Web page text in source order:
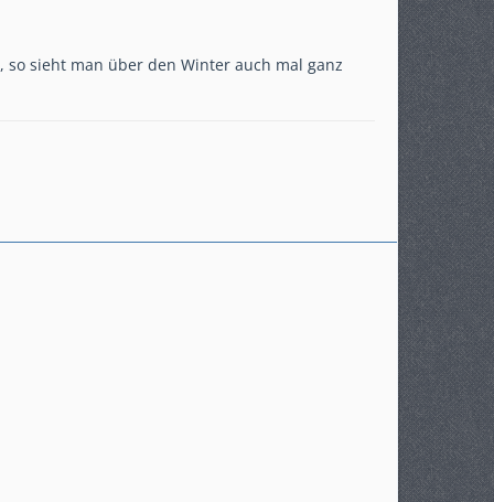
sieht man über den Winter auch mal ganz